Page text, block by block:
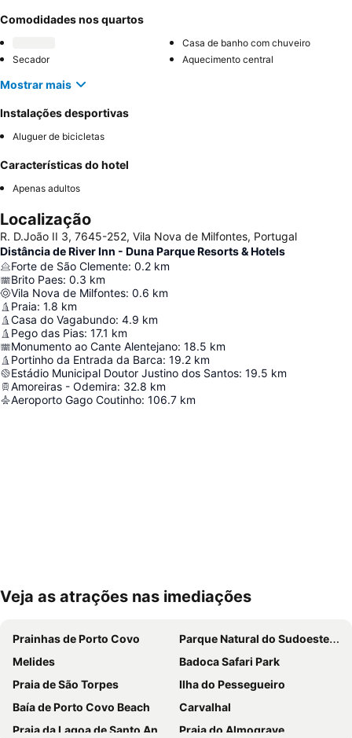
Comodidades nos quartos
Casa de banho com chuveiro
Secador
Aquecimento central
Mostrar mais
Instalações desportivas
Aluguer de bicicletas
Características do hotel
Apenas adultos
Localização
R. D.João II 3, 7645-252, Vila Nova de Milfontes, Portugal
Distância de River Inn - Duna Parque Resorts & Hotels
Forte de São Clemente: 0.2 km
Brito Paes: 0.3 km
Vila Nova de Milfontes: 0.6 km
Praia: 1.8 km
Casa do Vagabundo: 4.9 km
Pego das Pias: 17.1 km
Monumento ao Cante Alentejano: 18.5 km
Portinho da Entrada da Barca: 19.2 km
Estádio Municipal Doutor Justino dos Santos: 19.5 km
Amoreiras - Odemira: 32.8 km
Aeroporto Gago Coutinho: 106.7 km
Ampliar mapa
Veja as atrações nas imediações
Prainhas de Porto Covo
Parque Natural do Sudoeste Alentejano e Costa Vicentina
Melides
Badoca Safari Park
Praia de São Torpes
Ilha do Pessegueiro
Baía de Porto Covo Beach
Carvalhal
Praia da Lagoa de Santo André
Praia do Almograve